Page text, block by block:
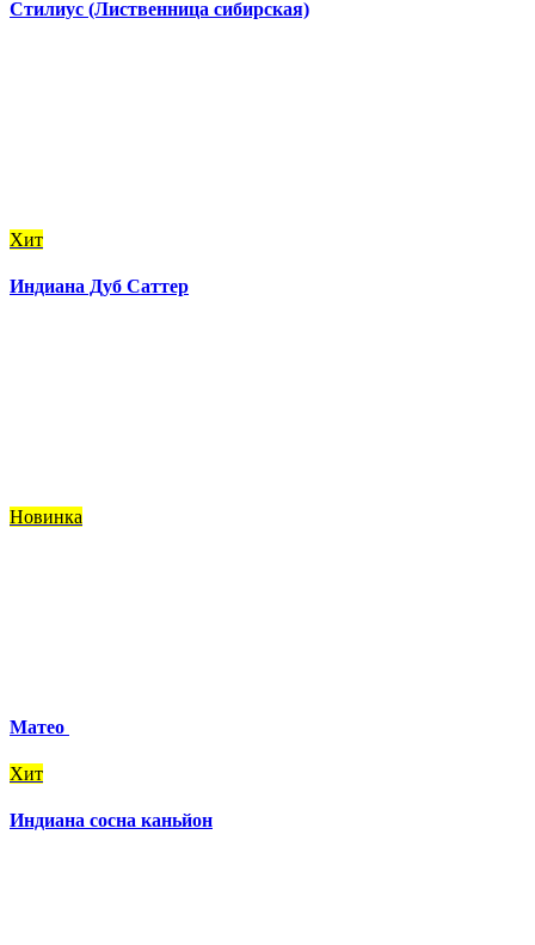
Стилиус (Лиственница сибирская)
Хит
Индиана Дуб Саттер
Новинка
Матео
Хит
Индиана сосна каньйон